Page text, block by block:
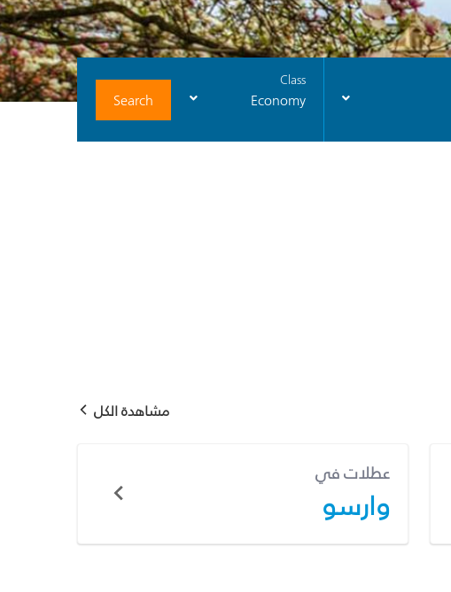
Class
Economy
Search
مشاهدة الكل
عطلات في
وارسو